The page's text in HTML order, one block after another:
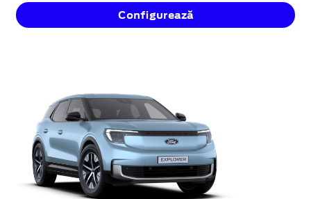
Configurează